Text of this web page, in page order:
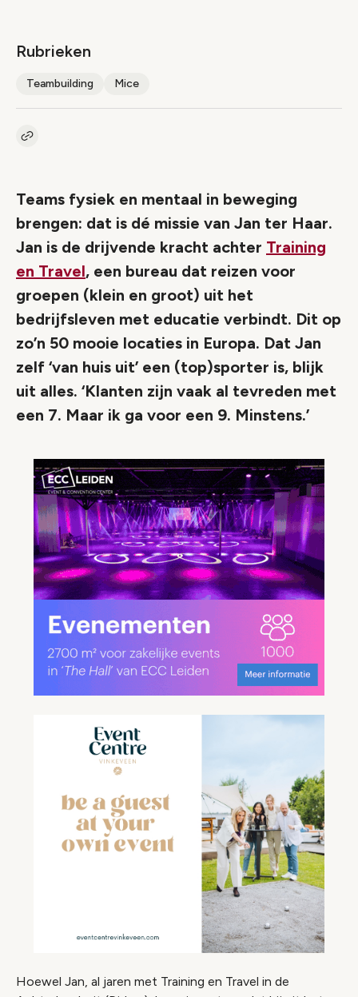
Rubrieken
Teambuilding Mice
Kopieer link naar artikel
Teams fysiek en mentaal in beweging
brengen: dat is dé missie van Jan ter Haar.
Jan is de drijvende kracht achter Training
en Travel, een bureau dat reizen voor
groepen (klein en groot) uit het
bedrijfsleven met educatie verbindt. Dit op
zo’n 50 mooie locaties in Europa. Dat Jan
zelf ‘van huis uit’ een (top)sporter is, blijk
uit alles. ‘Klanten zijn vaak al tevreden met
een 7. Maar ik ga voor een 9. Minstens.’
Hoewel Jan, al jaren met Training en Travel in de